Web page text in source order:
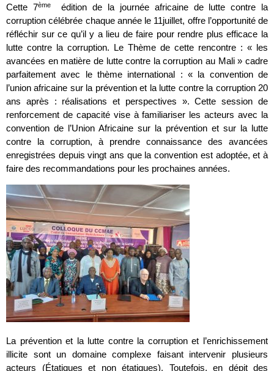
Cette 7èmeédition de la journée africaine de lutte contre la
corruption célébrée chaque année le 11juillet, offre l’opportunité de
réfléchir sur ce qu’il y a lieu de faire pour rendre plus efficace la
lutte contre la corruption. Le Thème de cette rencontre : « les
avancées en matière de lutte contre la corruption au Mali » cadre
parfaitement avec le thème international : « la convention de
l’union africaine sur la prévention et la lutte contre la corruption 20
ans après : réalisations et perspectives ». Cette session de
renforcement de capacité vise à familiariser les acteurs avec la
convention de l’Union Africaine sur la prévention et sur la lutte
contre la corruption, à prendre connaissance des avancées
enregistrées depuis vingt ans que la convention est adoptée, et à
faire des recommandations pour les prochaines années.
La prévention et la lutte contre la corruption et l’enrichissement
illicite sont un domaine complexe faisant intervenir plusieurs
acteurs (Étatiques et non étatiques). Toutefois, en dépit des